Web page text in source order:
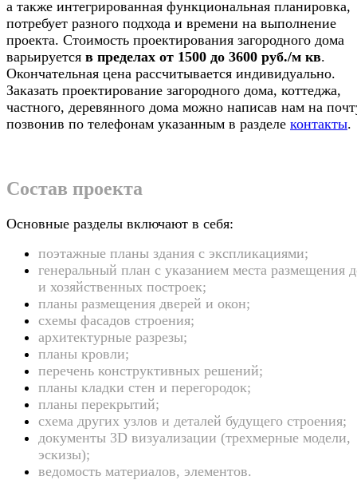
а также интегрированная функциональная планировка,
потребует разного подхода и времени на выполнение
проекта. Стоимость проектирования загородного дома
варьируется в пределах от 1500 до 3600 руб./м кв.
Окончательная цена рассчитывается индивидуально.
Заказать проектирование загородного дома, коттеджа,
частного, деревянного дома можно написав нам на
позвонив по телефонам указанным в разделе контакты.
Состав проекта
Основные разделы включают в себя:
поэтажные планы здания с экспликациями;
генеральный план с указанием места размещения
и хозяйственных построек;
планы размещения дверей и окон;
схемы фасадов строения;
архитектурные разрезы;
планы кровли;
перечень конструктивных решений;
планы кладки стен и перегородок;
планы перекрытий;
схема других узлов и деталей будущего строения;
документы 3D визуализации (трехмерные модели,
эскизы);
ведомость материалов, элементов.